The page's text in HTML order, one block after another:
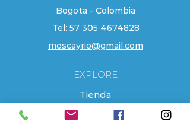
Bogota - Colombia
Tel: 57 305 4674828
moscayrio@gmail.com
EXPLORE
Tienda
Contacto